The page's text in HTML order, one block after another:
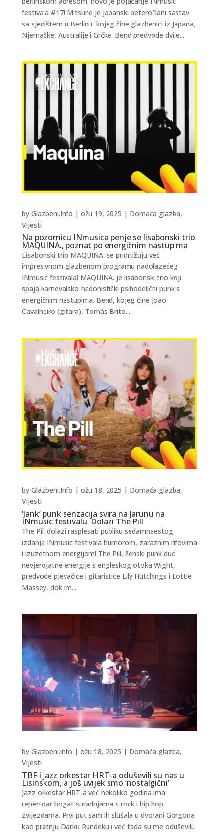
festivala #17! Mitsune je japanski peteročlani sastav
sa sjedištem u Berlinu, kojeg čine glazbenici iz Japana,
Njemačke, Australije i Grčke. Bend predvode dvije...
Na pozornicu INmusica penje se lisabonski trio
MAQUINA., poznat po energičnim nastupima
by Glazbeni.Info | ožu 19, 2025 | Domaća glazba,
Vijesti
Lisabonski trio MAQUINA. se pridružuju već
impresivnom glazbenom programu nadolazećeg
INmusic festivala! MAQUINA. je lisabonski trio koji
spaja karnevalsko-hedonistički psihodelični punk s
energičnim nastupima. Bend, kojeg čine João
Cavalheiro (gitara), Tomás Brito...
‘Jank’ punk senzacija svira na Jarunu na
INmusic festivalu: Dolazi The Pill
by Glazbeni.Info | ožu 18, 2025 | Domaća glazba,
Vijesti
The Pill dolazi rasplesati publiku sedamnaestog
izdanja INmusic festivala humorom, zaraznim rifovima
i izuzetnom energijom! The Pill, ženski punk duo
nevjerojatne energije s engleskog otoka Wight,
predvode pjevačice i gitaristice Lily Hutchings i Lottie
Massey, dok im...
TBF i Jazz orkestar HRT-a oduševili su nas u
Lisinskom, a još uvijek smo ‘nostalgični’
by Glazbeni.info | ožu 18, 2025 | Domaća glazba,
Vijesti
Jazz orkestar HRT-a već nekoliko godina ima
repertoar bogat suradnjama s rock i hip hop
zvijezdama. Prvi put sam ih slušala u dvorani Gorgona
kao pratnju Darku Rundeku i već tada su me oduševili.